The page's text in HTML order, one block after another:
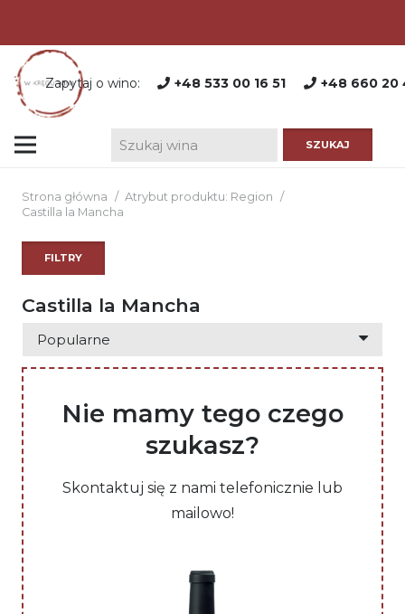
Zapytaj o wino: +48 533 00 16 51 +48 660 20
Strona główna / Atrybut produktu: Region
/
Castilla la Mancha
Castilla la Mancha
Nie mamy tego czego
szukasz?
Skontaktuj się z nami telefonicznie lub
mailowo!
FILTRY